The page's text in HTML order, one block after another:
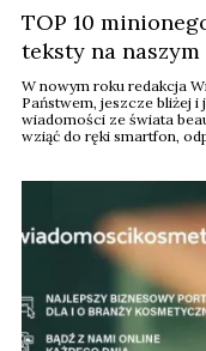
TOP 10
teksty na
W nowym roku redakcja
Państwem, jeszcze bliżej
wiadomości ze świata
wziąć do ręki smartfon,
stworzyliśmy dzięki